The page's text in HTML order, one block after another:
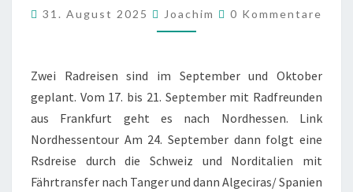
31. August 2025 Joachim Kommentare
0 Kommentare
Zwei Radreisen sind im September und Oktober
geplant. Vom 17. bis 21. September mit Radfreunden
aus Frankfurt geht es nach Nordhessen. Link
Nordhessentour Am 24. September dann folgt eine
Rsdreise durch die Schweiz und Norditalien mit
Fährtransfer nach Tanger und dann Algeciras/ Spanien